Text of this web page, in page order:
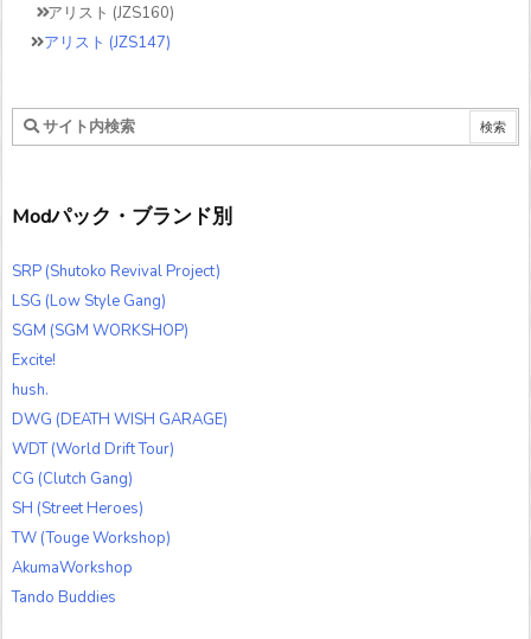
アリスト (JZS160)
アリスト (JZS147)
Modパック・ブランド別
SRP (Shutoko Revival Project)
LSG (Low Style Gang)
SGM (SGM WORKSHOP)
Excite!
hush.
DWG (DEATH WISH GARAGE)
WDT (World Drift Tour)
CG (Clutch Gang)
SH (Street Heroes)
TW (Touge Workshop)
AkumaWorkshop
Tando Buddies